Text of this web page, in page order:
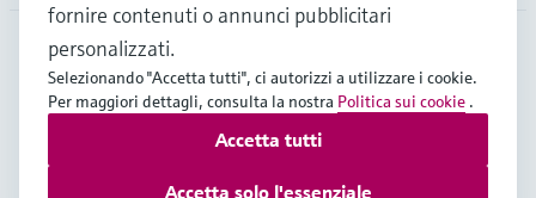
CHE•Italiano
Copyright © Endress+Hauser Group Services AG
fornire contenuti o annunci pubblicitari
personalizzati.
Selezionando "Accetta tutti", ci autorizzi a utilizzare i cookie.
Per maggiori dettagli, consulta la nostra Politica sui cookie .
Accetta solo l'essenziale
Accetta tutti